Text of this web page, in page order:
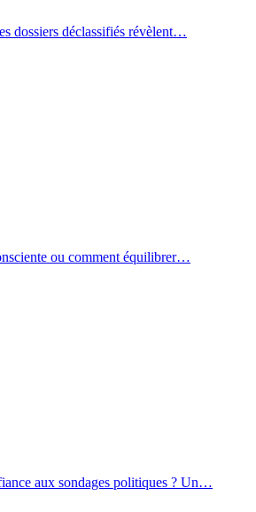
dossiers déclassifiés révèlent…
ou comment équilibrer…
aux sondages politiques ? Un…